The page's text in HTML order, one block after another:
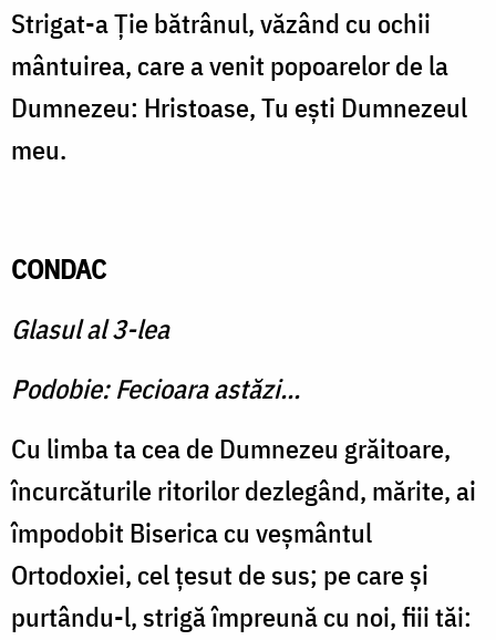
Strigat-a Ţie bătrânul, văzând cu ochii
mântuirea, care a venit popoarelor de la
Dumnezeu: Hristoase, Tu eşti Dumnezeul
meu.
CONDAC
Glasul al 3-lea
Podobie: Fecioara astăzi...
Cu limba ta cea de Dumnezeu grăitoare,
încurcăturile ritorilor dezlegând, mărite, ai
împodobit Biserica cu veşmântul
Ortodoxiei, cel ţesut de sus; pe care şi
purtându-l, strigă împreună cu noi, fiii tăi: